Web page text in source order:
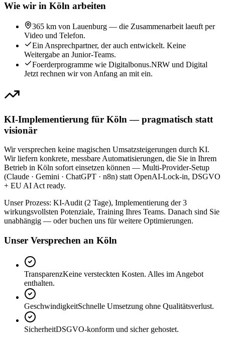
Wie wir in Köln arbeiten
365 km von Lauenburg — die Zusammenarbeit laeuft per
Video und Telefon.
Ein Ansprechpartner, der auch entwickelt. Keine
Weitergabe an Junior-Teams.
Foerderprogramme wie Digitalbonus.NRW und Digital
Jetzt rechnen wir von Anfang an mit ein.
KI-Implementierung für Köln — pragmatisch statt
visionär
Wir versprechen keine magischen Umsatzsteigerungen durch KI.
Wir liefern konkrete, messbare Automatisierungen, die Sie in Ihrem
Betrieb in Köln sofort einsetzen können — Multi-Provider-Setup
(Claude · Gemini · ChatGPT · n8n) statt OpenAI-Lock-in, DSGVO
+ EU AI Act ready.
Unser Prozess: KI-Audit (2 Tage), Implementierung der 3
wirkungsvollsten Potenziale, Training Ihres Teams. Danach sind Sie
unabhängig — oder buchen uns für weitere Optimierungen.
Unser Versprechen an Köln
TransparenzKeine versteckten Kosten. Alles im Angebot
enthalten.
GeschwindigkeitSchnelle Umsetzung ohne Qualitätsverlust.
SicherheitDSGVO-konform und sicher gehostet.